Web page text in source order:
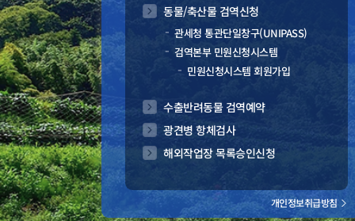
동물/축산물 검역신청
관세청 통관단일창구(UNIPASS)
검역본부 민원신청시스템
민원신청시스템 회원가입
수출반려동물 검역예약
광견병 항체검사
해외작업장 목록승인신청
개인정보취급방침